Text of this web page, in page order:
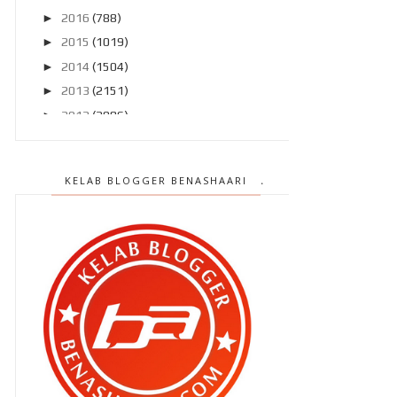
► 2016 (788)
► 2015 (1019)
► 2014 (1504)
► 2013 (2151)
► 2012 (2986)
►November 2011 (299)
September 2011(390)
►Ogos 2011(350)
►
Julai 2011
►Jun 2011
(424)
Mei 2011
(424)
▼ April 2011
Lagi senarai blogger baru minggu
KELAB BLOGGER BENASHAARI